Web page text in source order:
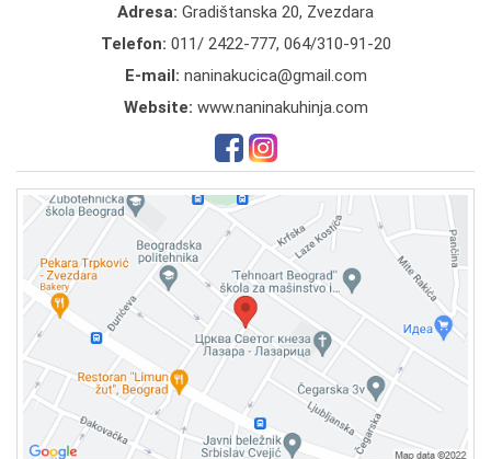
Adresa: Gradištanska 20, Zvezdara
Telefon: 011/ 2422-777, 064/310-91-20
E-mail: naninakucica@gmail.com
Website: www.naninakuhinja.com